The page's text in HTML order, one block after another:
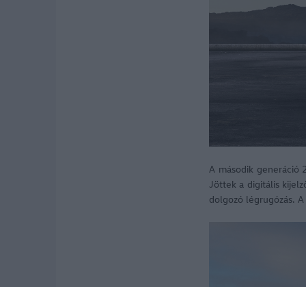
A második generáció
Jöttek a digitális
dolgozó légrugózás.